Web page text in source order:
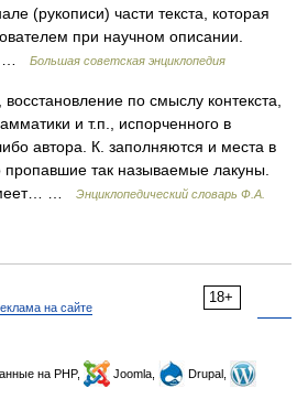
(рукописи) части текста, которая
при научном описании.
…
Большая советская энциклопедия
по смыслу контекста,
и т.п., испорченного в
автора. К. заполняются и места в
пропавшие так называемые лакуны.
…
Энциклопедический словарь Ф.А.
18+
на сайте
на PHP, Joomla,
Drupal,